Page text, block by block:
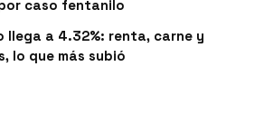
caso fentanilo
llega a 4.32%: renta, carne y
lo que más subió